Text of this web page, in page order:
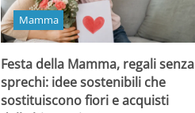
Mamma
Festa della Mamma, regali senza
sprechi: idee sostenibili che
sostituiscono fiori e acquisti